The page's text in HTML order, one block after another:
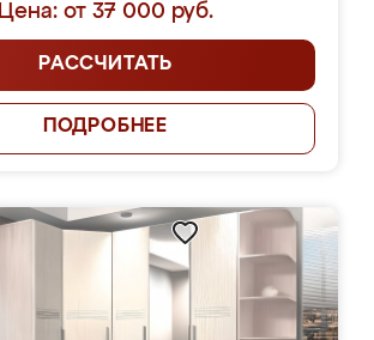
Цена: от 37 000 руб.
РАССЧИТАТЬ
ПОДРОБНЕЕ